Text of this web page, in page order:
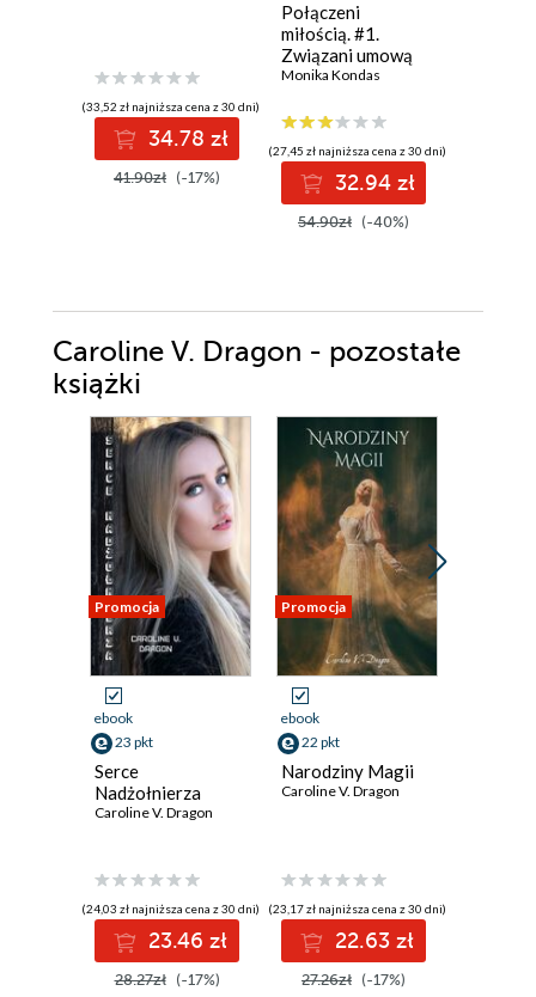
(33,52 zł najniższa cena z 30 dni)
34.78 zł
41.90zł (-17%)
Połączeni
miłością. #1.
Związani umową
Monika Kondas
(27,45 zł najniższa cena z 30 dni)
32.94 zł
54.90zł (-40%)
Caroline V. Dragon - pozostałe
książki
Promocja
ebook
23 pkt
Serce
Nadżołnierza
Caroline V. Dragon
(24,03 zł najniższa cena z 30 dni)
23.46 zł
28.27zł (-17%)
Promocja
ebook
22 pkt
Narodziny Magii
Caroline V. Dragon
(23,17 zł najniższa cena z 30 dni)
22.63 zł
27.26zł (-17%)